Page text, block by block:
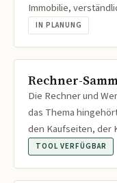
Immobilie,
IN PLANUNG
Rechner-
Die Rechner und
das Thema
den Kaufseiten, der
TOOL VERFÜGBAR